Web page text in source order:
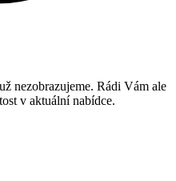
nezobrazujeme. Rádi Vám ale
v aktuální nabídce.